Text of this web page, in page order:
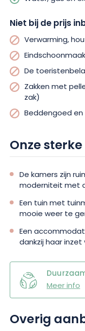
kinderen, want daar
Voor toeristische
het kasteel van Bligny,
crypte van Chaource.
dag vol avontuur in het
betreft, kunt u in het
even helemaal tot rust
Niet bij de prijs
Verwarming,
De
Zakken met
zak)
Beddengoed
Onze
De kamers zijn
moderniteit met
Een tuin met
mooie weer te
Een
dankzij haar
Meer info
Overig